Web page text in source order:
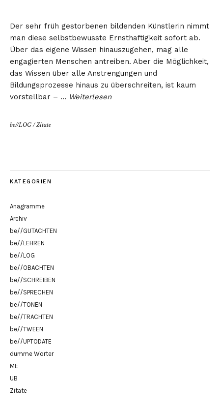
Der sehr früh gestorbenen bildenden Künstlerin nimmt
man diese selbstbewusste Ernsthaftigkeit sofort ab.
Über das eigene Wissen hinauszugehen, mag alle
engagierten Menschen antreiben. Aber die Möglichkeit,
das Wissen über alle Anstrengungen und
Bildungsprozesse hinaus zu überschreiten, ist kaum
vorstellbar – … Weiterlesen
be//LOG /Zitate
KATEGORIEN
Anagramme
Archiv
be//GUTACHTEN
be//LEHREN
be//LOG
be//OBACHTEN
be//SCHREIBEN
be//SPRECHEN
be//TONEN
be//TRACHTEN
be//TWEEN
be//UPTODATE
dumme Wörter
ME
UB
Zitate